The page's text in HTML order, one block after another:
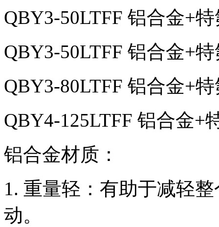
QBY3-50LTFF 铝合金+
QBY3-50LTFF 铝合金+
QBY3-80LTFF 铝合金+
QBY4-125LTFF 铝合金+
铝合金材质：
1. 重量轻：有助于减轻
动。